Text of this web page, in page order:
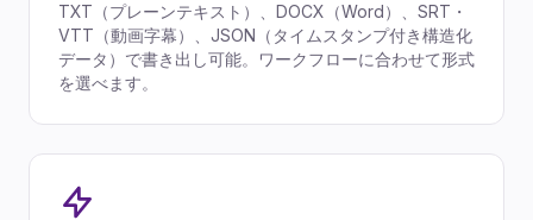
TXT（プレーンテキスト）、DOCX（Word）、SRT・
VTT（動画字幕）、JSON（タイムスタンプ付き構造化
データ）で書き出し可能。ワークフローに合わせて形式
を選べます。